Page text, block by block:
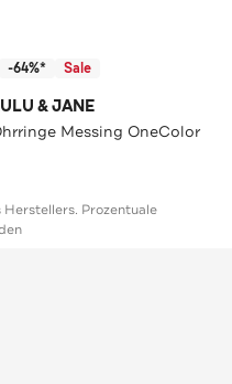
-64%* Sale
& JANE
Messing OneColor
Prozentuale